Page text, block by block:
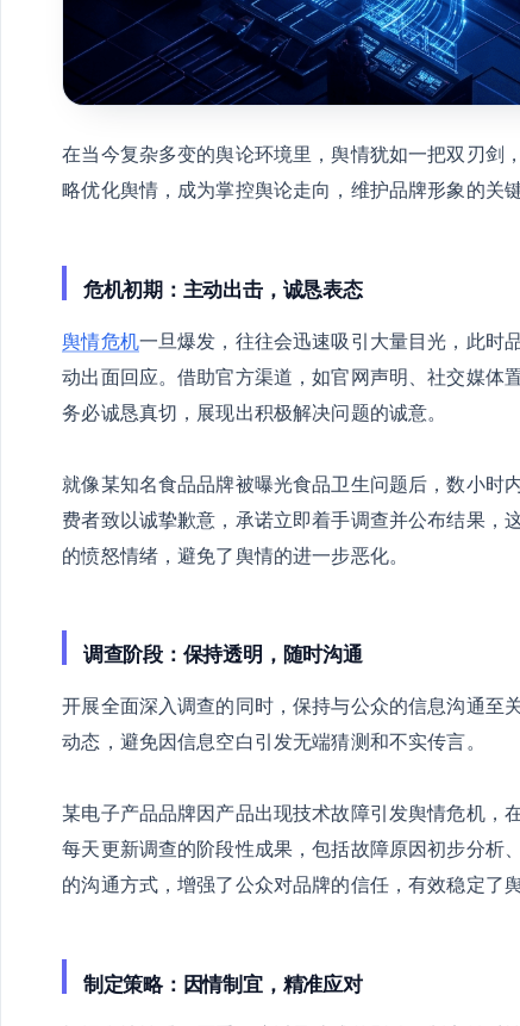
在当今复杂多变的舆论环境里，舆情犹如一把双刃剑
略优化舆情，成为掌控舆论走向，维护品牌形象的关
危机初期：主动出击，诚恳表态
舆情危机一旦爆发，往往会迅速吸引大量目光，此时
动出面回应。借助官方渠道，如官网声明、社交媒体
务必诚恳真切，展现出积极解决问题的诚意。
就像某知名食品品牌被曝光食品卫生问题后，数小时
费者致以诚挚歉意，承诺立即着手调查并公布结果，
的愤怒情绪，避免了舆情的进一步恶化。
调查阶段：保持透明，随时沟通
开展全面深入调查的同时，保持与公众的信息沟通至
动态，避免因信息空白引发无端猜测和不实传言。
某电子产品品牌因产品出现技术故障引发舆情危机，
每天更新调查的阶段性成果，包括故障原因初步分析
的沟通方式，增强了公众对品牌的信任，有效稳定了舆
制定策略：因情制宜，精准应对